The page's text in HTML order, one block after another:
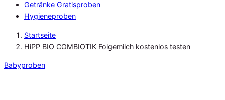
Getränke Gratisproben
Hygieneproben
Startseite
HiPP BIO COMBIOTIK Folgemilch kostenlos testen
Babyproben